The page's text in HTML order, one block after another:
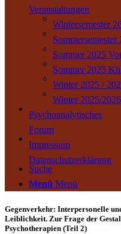
Veranstaltungen
Wintersemester
Sommersemester
Sommer 2025
Sommer 2025
Winter 2025 /
Winter 2025/
Psychoanalytisches
Forum
Impressum
Datenschutzerklärung
Suche
Menü Menü
Gegenverkehr: Interpersonelle
Leiblichkeit. Zur Frage der
Psychotherapien (Teil 2)